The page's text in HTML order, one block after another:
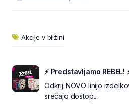
Akcije v bližini
⚡ Predstavljamo REBEL!
Odkrij NOVO linijo
srečajo dostop...